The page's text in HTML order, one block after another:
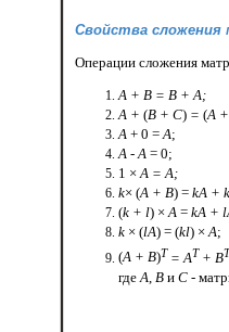
Свойства
Операции сложения
А + В = В + А;
А + (В + С) = (А
А + 0 =А;
А -А = 0;
1 ×А = А;
k× (А + В) = kА +
(k + l) ×А = kА +
k × (lА) = (kl) ×А;
(А + В)Т = АТ + ВТ
где А В и С -